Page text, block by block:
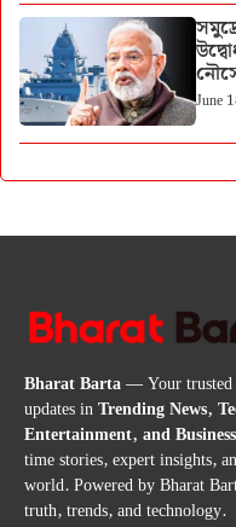
June
Bharat Barta— Your trusted
updates inTrending News,
Entertainment, and
time stories, expert insights,
world. Powered by Bharat
truth, trends, and technology.